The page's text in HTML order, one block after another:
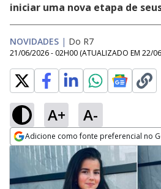
iniciar uma nova etapa de
NOVIDADES | Do R7
21/06/2026 - 02H00 (ATUALIZADO EM 22/
A+ A-
Adicione como fonte preferencial no
Opens in new window